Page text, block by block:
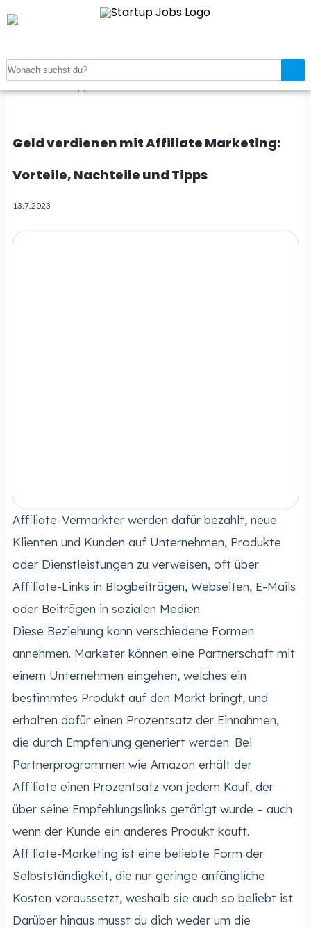
Startseite >
Geld verdienen mit Affiliate Marketing: Vorteile,
Geld verdienen mit Affiliate Marketing:
Vorteile, Nachteile und Tipps
13.7.2023
Affiliate-Vermarkter werden dafür bezahlt, neue
Klienten und Kunden auf Unternehmen, Produkte
oder Dienstleistungen zu verweisen, oft über
Affiliate-Links in Blogbeiträgen, Webseiten, E-Mails
oder Beiträgen in sozialen Medien.
Diese Beziehung kann verschiedene Formen
annehmen. Marketer können eine Partnerschaft mit
einem Unternehmen eingehen, welches ein
bestimmtes Produkt auf den Markt bringt, und
erhalten dafür einen Prozentsatz der Einnahmen,
die durch Empfehlung generiert werden. Bei
Partnerprogrammen wie Amazon erhält der
Affiliate einen Prozentsatz von jedem Kauf, der
über seine Empfehlungslinks getätigt wurde – auch
wenn der Kunde ein anderes Produkt kauft.
Affiliate-Marketing ist eine beliebte Form der
Selbstständigkeit, die nur geringe anfängliche
Kosten voraussetzt, weshalb sie auch so beliebt ist.
Darüber hinaus musst du dich weder um die